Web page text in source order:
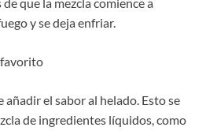
y se deja enfriar.
favorito
el sabor al helado. Esto se
de ingredientes líquidos, como